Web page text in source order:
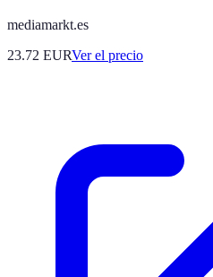
mediamarkt.es
23.72 EURVer el precio